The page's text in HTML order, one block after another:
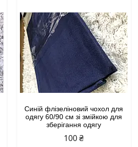
Синій флізеліновий чохол для
одягу 60/90 см зі змійкою для
зберігання одягу
100 ₴